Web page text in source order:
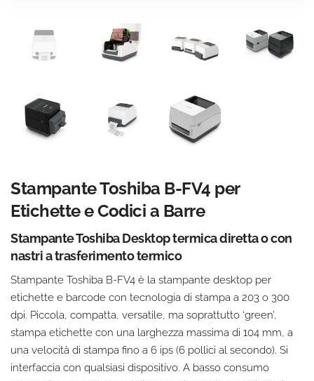
Stampante Toshiba B-FV4 per
Etichette e Codici a Barre
Stampante Toshiba Desktop termica diretta o con
nastri a trasferimento termico
Stampante Toshiba B-FV4 è la stampante desktop per
etichette e barcode con tecnologia di stampa a 203 o 300
dpi. Piccola, compatta, versatile, ma soprattutto ‘green’,
stampa etichette con una larghezza massima di 104 mm, a
una velocità di stampa fino a 6 ips (6 pollici al secondo). Si
interfaccia con qualsiasi dispositivo. A basso consumo